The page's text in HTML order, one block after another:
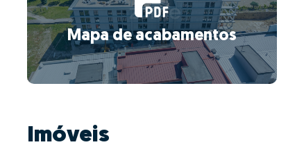
Mapa de acabamentos
Imóveis